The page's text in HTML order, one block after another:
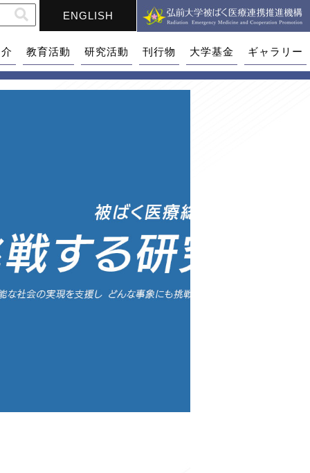
ENGLISH
教育活動 研究活動 刊行物 大学基金 ギャラリー